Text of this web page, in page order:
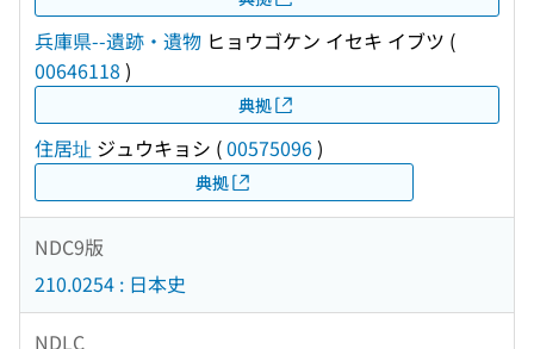
兵庫県--遺跡・遺物 ヒョウゴケン イセキ イブツ (
00646118 )
典拠
住居址 ジュウキョシ (00575096)
典拠
NDC9版
210.0254 : 日本史
NDLC